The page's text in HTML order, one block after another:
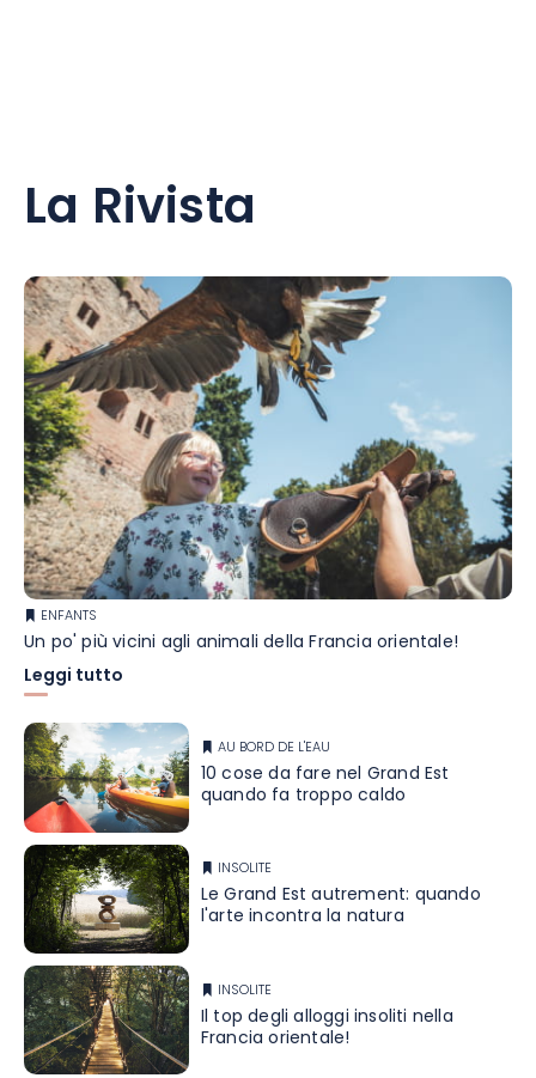
La Rivista
ENFANTS
Un po' più vicini agli animali della Francia orientale!
Leggi tutto
AU BORD DE L'EAU
10 cose da fare nel Grand Est
quando fa troppo caldo
INSOLITE
Le Grand Est autrement: quando
l'arte incontra la natura
INSOLITE
Il top degli alloggi insoliti nella
Francia orientale!